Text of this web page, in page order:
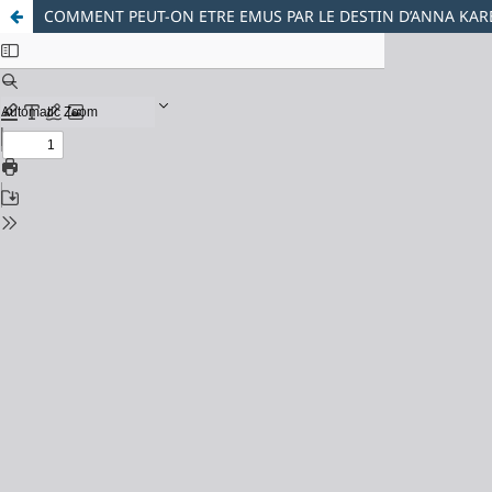
COMMENT PEUT-ON ETRE EMUS PAR LE DESTIN D’ANNA